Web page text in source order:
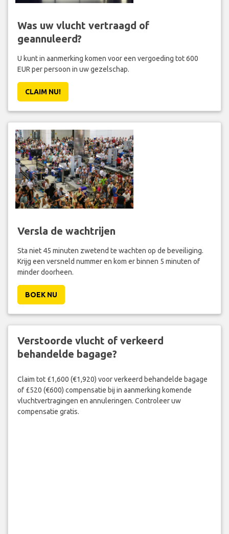
Was uw vlucht vertraagd of
geannuleerd?
U kunt in aanmerking komen voor een vergoeding tot 600
EUR per persoon in uw gezelschap.
CLAIM NU!
Versla de wachtrijen
Sta niet 45 minuten zwetend te wachten op de beveiliging.
Krijg een versneld nummer en kom er binnen 5 minuten of
minder doorheen.
BOEK NU
Verstoorde vlucht of verkeerd
behandelde bagage?
Claim tot £1,600 (€1,920) voor verkeerd behandelde bagage
of £520 (€600) compensatie bij in aanmerking komende
vluchtvertragingen en annuleringen. Controleer uw
compensatie gratis.